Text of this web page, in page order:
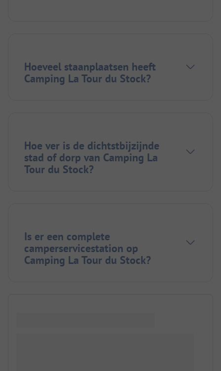
Hoeveel staanplaatsen heeft
Camping La Tour du Stock?
Hoe ver is de dichtstbijzijnde
stad of dorp van Camping La
Tour du Stock?
Is er een complete
camperservicestation op
Camping La Tour du Stock?